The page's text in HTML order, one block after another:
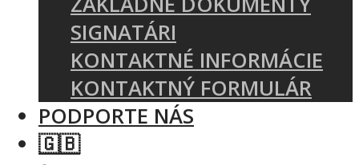
SIGNATÁRI
KONTAKTNÉ INFORMÁCIE
KONTAKTNÝ FORMULÁR
PODPORTE NÁS
🇬🇧